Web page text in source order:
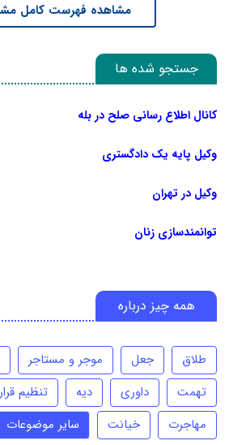
مشاهده فهرست کامل
جستجو شده ها
کانال اطلاع رسانی صلح در بله
وکیل پایه یک دادگستری
وکیل در تهران
توانمندسازی زنان
همه چیز درباره
طلاق جعل موجر و مستاجر
تهمت
داوری دیه تنظیم
مهاجرت
خیانت سایر موضوعات